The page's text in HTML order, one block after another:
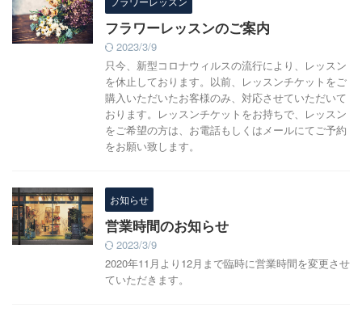
フラワーレッスンのご案内
2023/3/9
只今、新型コロナウィルスの流行により、レッスン
を休止しております。以前、レッスンチケットをご
購入いただいたお客様のみ、対応させていただいて
おります。レッスンチケットをお持ちで、レッスン
をご希望の方は、お電話もしくはメールにてご予約
をお願い致します。
お知らせ
営業時間のお知らせ
2023/3/9
2020年11月より12月まで臨時に営業時間を変更させ
ていただきます。